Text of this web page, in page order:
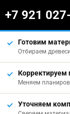
+7 921
Готовим
Отбираем
Корректируем
Меняем
Уточняем